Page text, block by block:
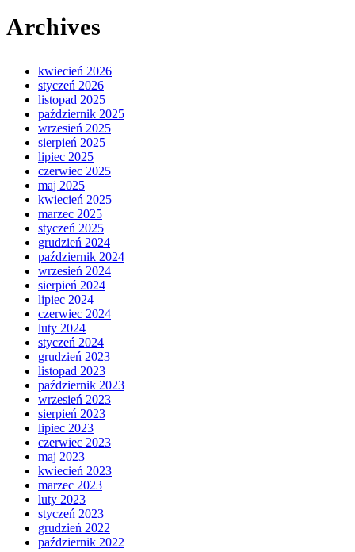
Archives
kwiecień 2026
styczeń 2026
listopad 2025
październik 2025
wrzesień 2025
sierpień 2025
lipiec 2025
czerwiec 2025
maj 2025
kwiecień 2025
marzec 2025
styczeń 2025
grudzień 2024
październik 2024
wrzesień 2024
sierpień 2024
lipiec 2024
czerwiec 2024
luty 2024
styczeń 2024
grudzień 2023
listopad 2023
październik 2023
wrzesień 2023
sierpień 2023
lipiec 2023
czerwiec 2023
maj 2023
kwiecień 2023
marzec 2023
luty 2023
styczeń 2023
grudzień 2022
październik 2022